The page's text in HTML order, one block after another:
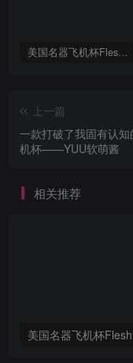
美国名器飞机杯Fleshlight 【Quickshot-Vantage 双头飞机杯】完全评测
上一篇
一款打破了我固有认知
机杯——YUU软萌酱
相关推荐